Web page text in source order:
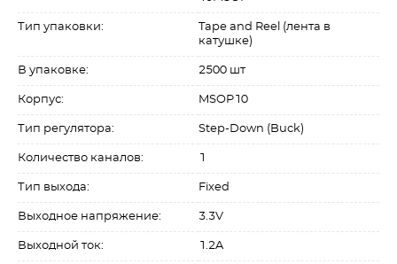
Тип упаковки:
Tape and Reel (лента в
катушке)
В упаковке: 2500 шт
Корпус: MSOP10
Тип регулятора: Step-Down (Buck)
Количество каналов: 1
Тип выхода: Fixed
Выходное напряжение: 3.3V
Выходной ток: 1.2A